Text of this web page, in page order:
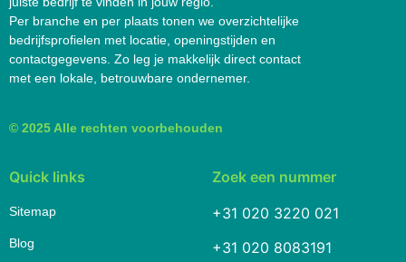
Per branche en per plaats tonen we overzichtelijke
bedrijfsprofielen met locatie, openingstijden en
contactgegevens. Zo leg je makkelijk direct contact
met een lokale, betrouwbare ondernemer.
© 2025 Alle rechten voorbehouden
Quick links
Sitemap
Blog
Zoek een nummer
+31 020 3220 021
+31 020 8083191